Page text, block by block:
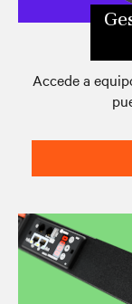
Accede a